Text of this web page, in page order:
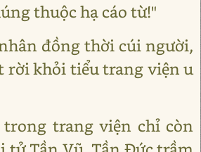
thuộc hạ cáo từ!"
đồng thời cúi người,
rời khỏi tiểu trang viện u
trong trang viện chỉ còn